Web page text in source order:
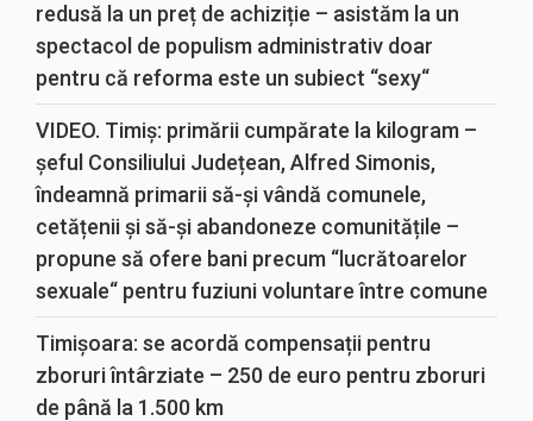
redusă la un preț de achiziție – asistăm la un
spectacol de populism administrativ doar
pentru că reforma este un subiect “sexy“
VIDEO. Timiș: primării cumpărate la kilogram –
șeful Consiliului Județean, Alfred Simonis,
îndeamnă primarii să-și vândă comunele,
cetățenii și să-și abandoneze comunitățile –
propune să ofere bani precum “lucrătoarelor
sexuale“ pentru fuziuni voluntare între comune
Timișoara: se acordă compensații pentru
zboruri întârziate – 250 de euro pentru zboruri
de până la 1.500 km